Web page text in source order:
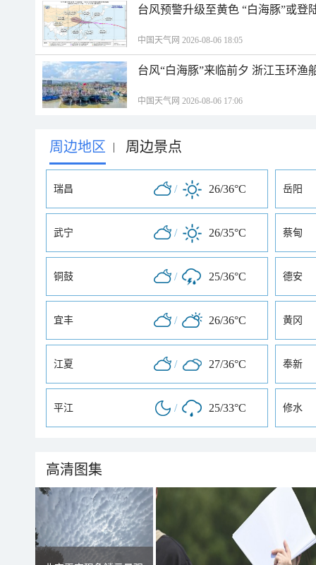
台风预警升级至黄色 “白海豚”或登
中国天气网 2026-08-06 18:05
台风“白海豚”来临前夕 浙江玉环渔
中国天气网 2026-08-06 17:06
周边地区 | 周边景点
瑞昌 / 26/36°C 岳阳
武宁 / 26/35°C 蔡甸
铜鼓 / 25/36°C 德安
宜丰 / 26/36°C 黄冈
江夏 / 27/36°C 奉新
平江 / 25/33°C 修水
高清图集